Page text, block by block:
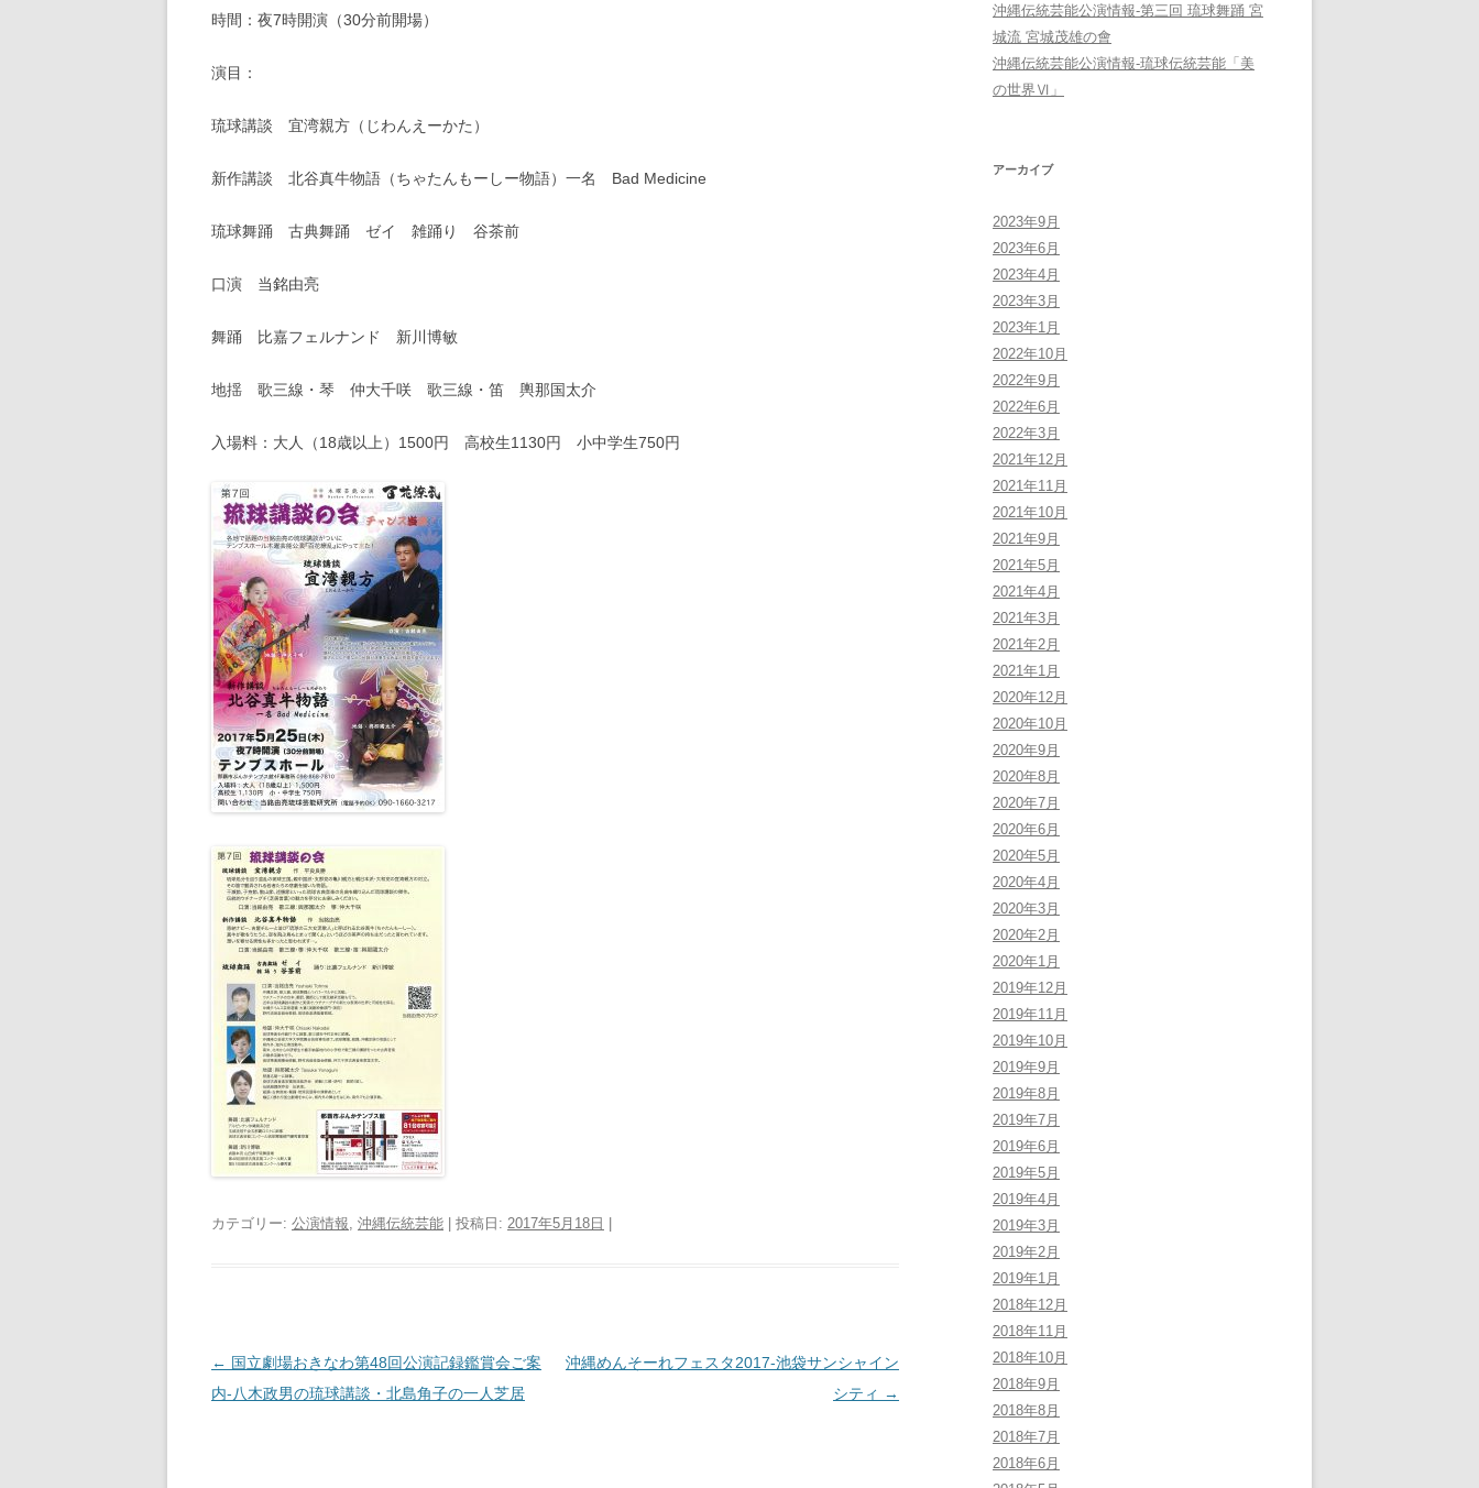
時間：夜7時開演（30分前開場）
演目：
琉球講談 宜湾親方（じわんえーかた）
新作講談 北谷真牛物語（ちゃたんもーしー物語）一名 Bad Medicine
琉球舞踊 古典舞踊 ゼイ 雑踊り 谷茶前
口演 当銘由亮
舞踊 比嘉フェルナンド 新川博敏
地揺 歌三線・琴 仲大千咲 歌三線・笛 輿那国太介
入場料：大人（18歳以上）1500円 高校生1130円 小中学生750円
カテゴリー: 公演情報, 沖縄伝統芸能 | 投稿日: 2017年5月18日
投
稿
← 国立劇場おきなわ第48回公演記録鑑賞会ご案
内-八木政男の琉球講談・北島角子の一人芝居
沖縄めんそーれフェスタ2017-池袋サンシャイン
シティ →
沖縄伝統芸能公演情報-第三回 琉球舞踊 宮
城流 宮城茂雄の會
沖縄伝統芸能公演情報-琉球伝統芸能「美
の世界Ⅵ」
アーカイブ
2023年9月
2023年6月
2023年4月
2023年3月
2023年1月
2022年10月
2022年9月
2022年6月
2022年3月
2021年12月
2021年11月
2021年10月
2021年9月
2021年5月
2021年4月
2021年3月
2021年2月
2021年1月
2020年12月
2020年10月
2020年9月
2020年8月
2020年7月
2020年6月
2020年5月
2020年4月
2020年3月
2020年2月
2020年1月
2019年12月
2019年11月
2019年10月
2019年9月
2019年8月
2019年7月
2019年6月
2019年5月
2019年4月
2019年3月
2019年2月
2019年1月
2018年12月
2018年11月
2018年10月
2018年9月
2018年8月
2018年7月
2018年6月